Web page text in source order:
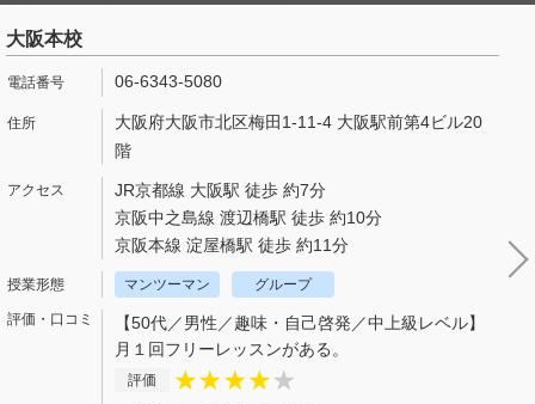
大阪本校
06-6343-5080
大阪府大阪市北区梅田1-11-4 大阪駅前第4ビル20
階
JR京都線 大阪駅 徒歩 約7分
京阪中之島線 渡辺橋駅 徒歩 約10分
京阪本線 淀屋橋駅 徒歩 約11分
マンツーマン グループ
【50代／男性／趣味・自己啓発／中上級レベル】
月１回フリーレッスンがある。
評価